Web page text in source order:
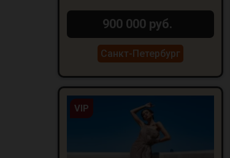
900 000 руб.
Санкт-Петербург
VIP